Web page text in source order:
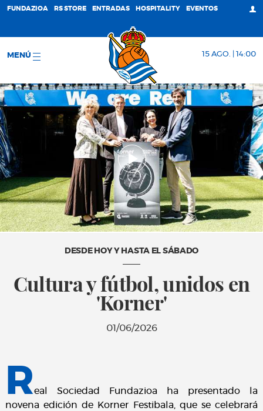
FUNDAZIOA RS STORE ENTRADAS HOSPITALITY EVENTOS
MENÚ 15 AGO. | 14:00
DESDE HOY Y HASTA EL SÁBADO
Cultura y fútbol, unidos en
'Korner'
01/06/2026
Real Sociedad Fundazioa ha presentado la
novena edición de Korner Festibala, que se celebrará